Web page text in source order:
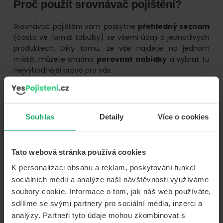
Souhlas Detaily Více o cookies
Tato webová stránka používá cookies
K personalizaci obsahu a reklam, poskytování funkcí
sociálních médií a analýze naší návštěvnosti využíváme
soubory cookie. Informace o tom, jak náš web používáte,
sdílíme se svými partnery pro sociální média, inzerci a
analýzy. Partneři tyto údaje mohou zkombinovat s
Proč použít srovnávač pojištění?
Srovnávač pojištění vám poskytne přehledný seznam
(často ve formě tabulky) se všemi údaji o jednotlivých
produktech. Díky tomu, že vše najdete na jednom
místě, můžete snadno porovnat nabídkya vybrat tu
nejvýhodnější právě pro vás.
Protože při online sjednání pojištění odpadnou
pojišťovně režijní náklady spojené s vaší návštěvou
pobočky, může si dovolit vám poskytnout výhodnější
nabídku. Řada srovnávačů včetně YesPojištění.cz navíc
automaticky nabízípojištění za lepší ceny, než které